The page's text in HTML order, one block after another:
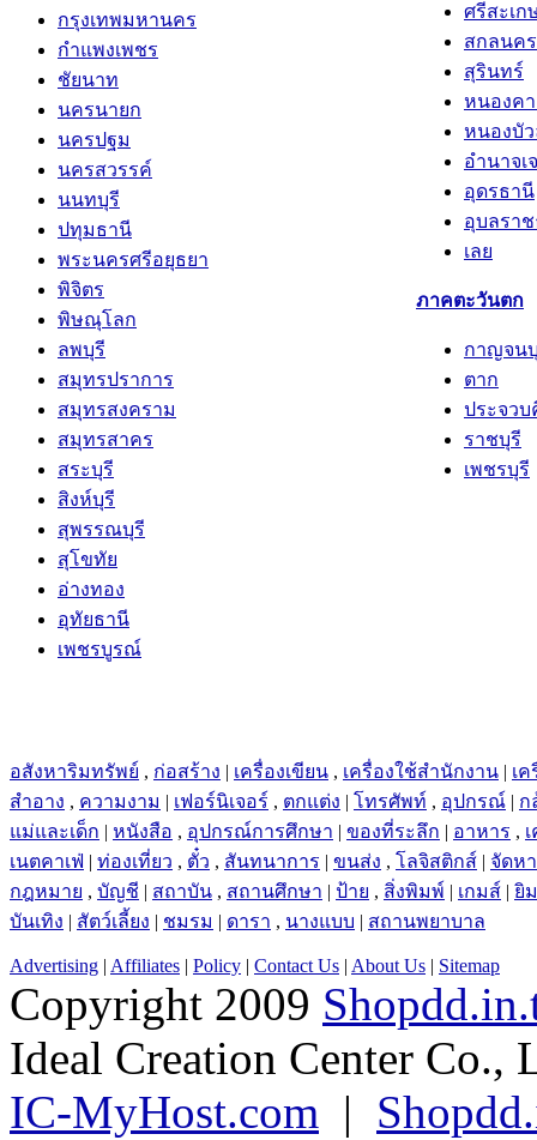
กรุงเทพมหานคร
กำแพงเพชร
ชัยนาท
นครนายก
นครปฐม
นครสวรรค์
นนทบุรี
ปทุมธานี
พระนครศรีอยุธยา
พิจิตร
พิษณุโลก
ลพบุรี
สมุทรปราการ
สมุทรสงคราม
สมุทรสาคร
สระบุรี
สิงห์บุรี
สุพรรณบุรี
สุโขทัย
อ่างทอง
อุทัยธานี
เพชรบูรณ์
ศรีสะเก
สกลนคร
สุรินทร์
หนองค
หนองบั
อำนาจเ
อุดรธานี
อุบลรา
เลย
ภาคตะวันตก
กาญจน
ตาก
ประจว
ราชบุรี
เพชรบุรี
อสังหาริมทรัพย์ , ก่อสร้าง | เครื่องเขียน , เครื่องใช้สำนักงาน | เ
สำอาง , ความงาม | เฟอร์นิเจอร์ , ตกแต่ง | โทรศัพท์ , อุปกรณ์ | ก
แม่และเด็ก | หนังสือ , อุปกรณ์การศึกษา | ของที่ระลึก | อาหาร ,
เนตคาเฟ่ | ท่องเที่ยว , ตั๋ว , สันทนาการ | ขนส่ง , โลจิสติกส์ | จัดห
กฎหมาย , บัญชี | สถาบัน , สถานศึกษา | ป้าย , สิ่งพิมพ์ | เกมส์ | ยิม
บันเทิง | สัตว์เลี้ยง | ชมรม | ดารา , นางแบบ | สถานพยาบาล
Advertising | Affiliates | Policy | Contact Us | About Us | Sitemap
Copyright 2009
Ideal Creation Center Co.,
IC-MyHost.com |